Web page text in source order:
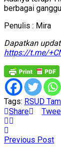
berbagai
Penulis : Mira
Dapatkan
https://t.me/
Tags: RSUD
Share
Previous Post